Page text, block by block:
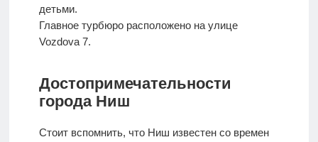
детьми.
Главное турбюро расположено на улице
Vozdova 7.
Достопримечательности
города Ниш
Стоит вспомнить, что Ниш известен со времен